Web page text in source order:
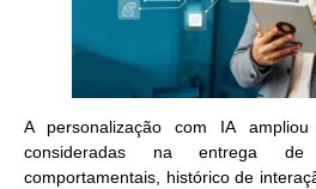
A personalização com IA
consideradas na entrega de
comportamentais, histórico de